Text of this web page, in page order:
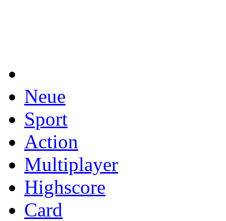
Neue
Sport
Action
Multiplayer
Highscore
Card